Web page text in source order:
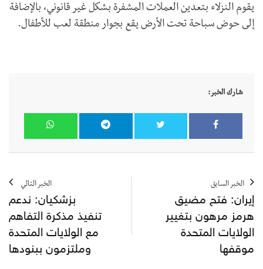
يقوم النزلاء بتعدين العملات المشفرة بشكل غير قانوني، بالإضافة
إلى حوض سباحة تحت الأرض يقع بجوار منطقة لعب للأطفال.
شارك الخبر:
الخبر السابق
إيران: فتح مضيق
هرمز مرهون بتغيير
الولايات المتحدة
موقفها
الخبر التالي
بزشكيان: ندعم
تنفيذ مذكرة التفاهم
مع الولايات المتحدة
وملتزمون ببنودها